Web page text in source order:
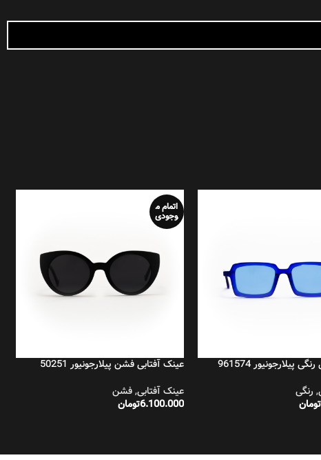
پیلارجونیور 961574
, رنگی
تومان
اتمام م
وجودی
عینک آفتابی فشن پیلارجونیور 50251
عینک آفتابی,فشن
6.100.000تومان